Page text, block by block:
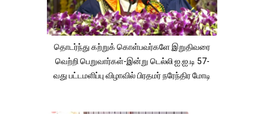
தொடர்ந்து கற்றுக் கொள்பவர்களே இறுதிவரை
வெற்றி பெறுவார்கள்-இன்று டெல்லி ஐ.ஐ.டி 57-
வது பட்டமளிப்பு விழாவில் பிரதமர் நரேந்திர மோடி